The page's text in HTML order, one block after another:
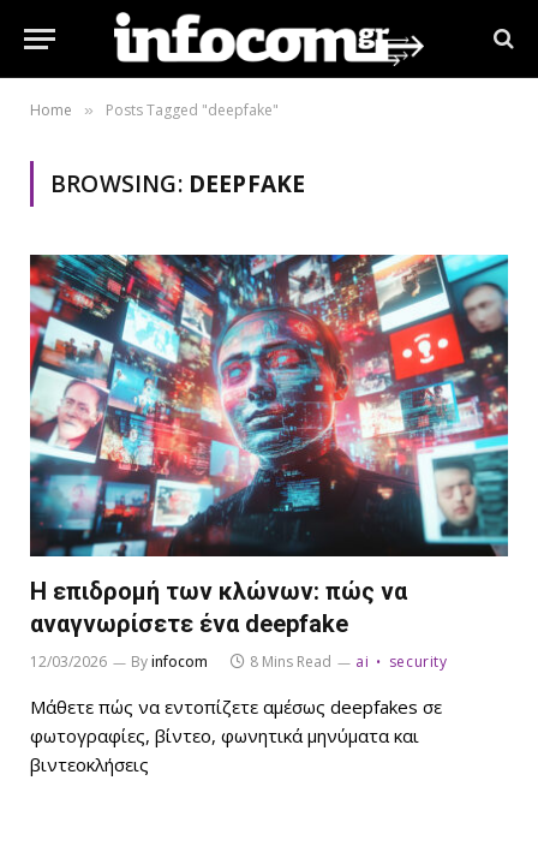
Home » Posts Tagged "deepfake"
BROWSING: DEEPFAKE
Η επιδρομή των κλώνων: πώς να
αναγνωρίσετε ένα deepfake
12/03/2026 Byinfocom 8 Mins Read ai security
Μάθετε πώς να εντοπίζετε αμέσως deepfakes σε
φωτογραφίες, βίντεο, φωνητικά μηνύματα και
βιντεοκλήσεις